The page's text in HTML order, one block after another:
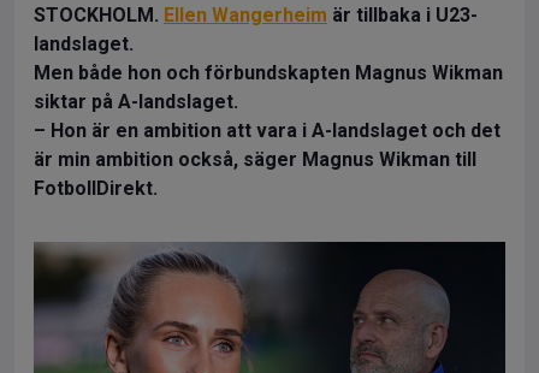
STOCKHOLM. Ellen Wangerheim är tillbaka i U23-
landslaget.
Men både hon och förbundskapten Magnus Wikman
siktar på A-landslaget.
– Hon är en ambition att vara i A-landslaget och det
är min ambition också, säger Magnus Wikman till
FotbollDirekt.